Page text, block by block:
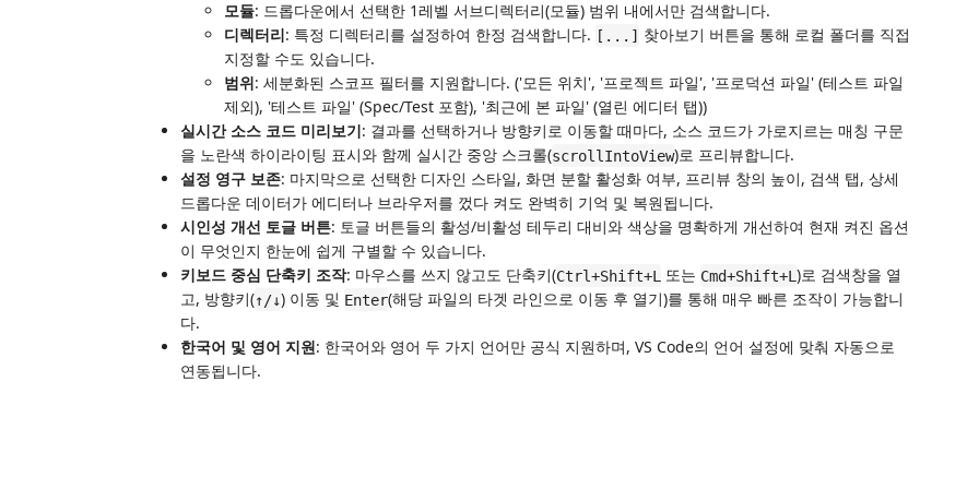
모듈: 드롭다운에서 선택한 1레벨 서브디렉터리(모듈) 범위 내에서만 검색합니다.
디렉터리: 특정 디렉터리를 설정하여 한정 검색합니다. [...] 찾아보기 버튼을 통해 로컬 폴더를 직접
지정할 수도 있습니다.
범위: 세분화된 스코프 필터를 지원합니다. ('모든 위치', '프로젝트 파일', '프로덕션 파일' (테스트 파일
제외), '테스트 파일' (Spec/Test 포함), '최근에 본 파일' (열린 에디터 탭))
실시간 소스 코드 미리보기: 결과를 선택하거나 방향키로 이동할 때마다, 소스 코드가 가로지르는 매칭 구문
을 노란색 하이라이팅 표시와 함께 실시간 중앙 스크롤(scrollIntoView)로 프리뷰합니다.
설정 영구 보존: 마지막으로 선택한 디자인 스타일, 화면 분할 활성화 여부, 프리뷰 창의 높이, 검색 탭, 상세
드롭다운 데이터가 에디터나 브라우저를 껐다 켜도 완벽히 기억 및 복원됩니다.
시인성 개선 토글 버튼: 토글 버튼들의 활성/비활성 테두리 대비와 색상을 명확하게 개선하여 현재 켜진 옵션
이 무엇인지 한눈에 쉽게 구별할 수 있습니다.
키보드 중심 단축키 조작: 마우스를 쓰지 않고도 단축키(Ctrl+Shift+L 또는 Cmd+Shift+L )로 검색창을 열
고, 방향키(↑/↓) 이동 및 Enter(해당 파일의 타겟 라인으로 이동 후 열기)를 통해 매우 빠른 조작이 가능합니
다.
한국어 및 영어 지원: 한국어와 영어 두 가지 언어만 공식 지원하며, VS Code의 언어 설정에 맞춰 자동으로
연동됩니다.